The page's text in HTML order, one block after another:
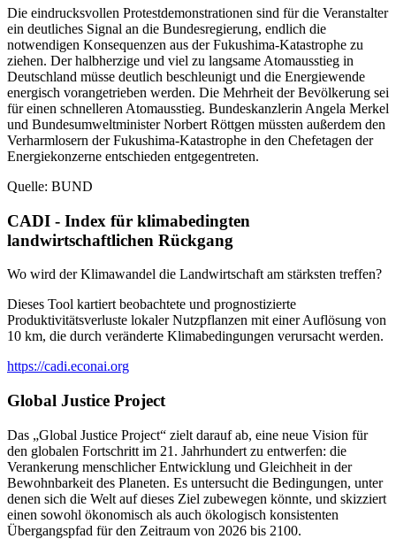
Die eindrucksvollen Protestdemonstrationen sind für die Veranstalter
ein deutliches Signal an die Bundesregierung, endlich die
notwendigen Konsequenzen aus der Fukushima-Katastrophe zu
ziehen. Der halbherzige und viel zu langsame Atomausstieg in
Deutschland müsse deutlich beschleunigt und die Energiewende
energisch vorangetrieben werden. Die Mehrheit der Bevölkerung sei
für einen schnelleren Atomausstieg. Bundeskanzlerin Angela Merkel
und Bundesumweltminister Norbert Röttgen müssten außerdem den
Verharmlosern der Fukushima-Katastrophe in den Chefetagen der
Energiekonzerne entschieden entgegentreten.
Quelle: BUND
CADI - Index für klimabedingten
landwirtschaftlichen Rückgang
Wo wird der Klimawandel die Landwirtschaft am stärksten treffen?
Dieses Tool kartiert beobachtete und prognostizierte
Produktivitätsverluste lokaler Nutzpflanzen mit einer Auflösung von
10 km, die durch veränderte Klimabedingungen verursacht werden.
https://cadi.econai.org
Global Justice Project
Das „Global Justice Project“ zielt darauf ab, eine neue Vision für
den globalen Fortschritt im 21. Jahrhundert zu entwerfen: die
Verankerung menschlicher Entwicklung und Gleichheit in der
Bewohnbarkeit des Planeten. Es untersucht die Bedingungen, unter
denen sich die Welt auf dieses Ziel zubewegen könnte, und skizziert
einen sowohl ökonomisch als auch ökologisch konsistenten
Übergangspfad für den Zeitraum von 2026 bis 2100.